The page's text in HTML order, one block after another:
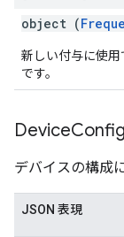
object (
新しい付与に使
です。
DeviceConfig
デバイスの構成
JSON 表現